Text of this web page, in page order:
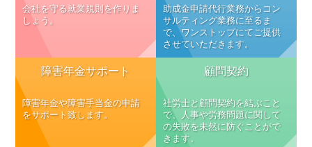
会社を守る就業規則を作りま
しょう。
助成金申請代行業務からコン
サルティング業務に至るま
で、ワンストップにてご提供
させていただきます。
障害年金サポート
障害年金や障害手当金の申請
をサポート致します。
顧問契約
社労士と顧問契約を結ぶこと
で、人事や労務問題に関して
の失敗を未然に防ぐことがで
きます。